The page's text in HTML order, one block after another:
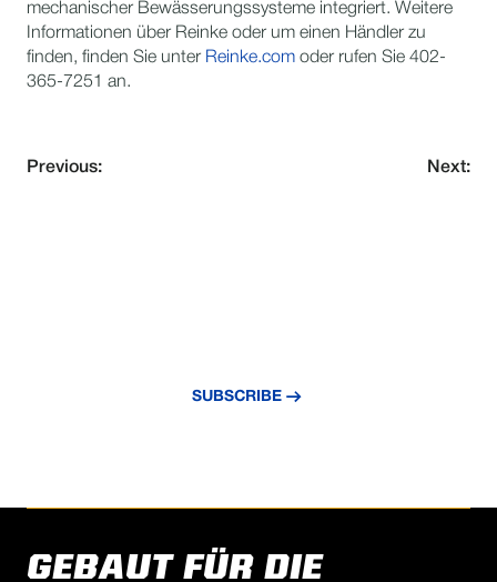
mechanischer Bewässerungssysteme integriert. Weitere
Informationen über Reinke oder um einen Händler zu
finden, finden Sie unter Reinke.com oder rufen Sie 402-
365-7251 an.
Previous: Next:
SUBSCRIBE
GEBAUT FÜR DIE